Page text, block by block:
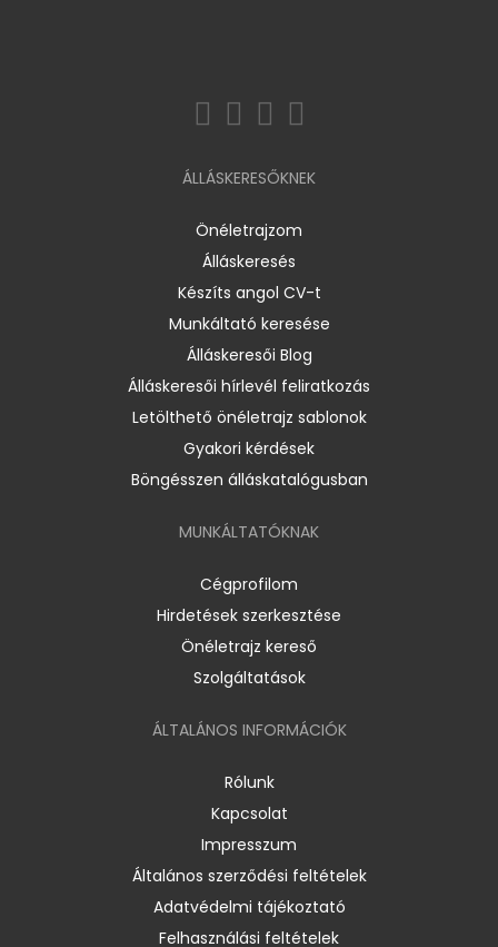
ÁLLÁSKERESŐKNEK
Önéletrajzom
Álláskeresés
Készíts angol CV-t
Munkáltató keresése
Álláskeresői Blog
Álláskeresői hírlevél feliratkozás
Letölthető önéletrajz sablonok
Gyakori kérdések
Böngésszen álláskatalógusban
MUNKÁLTATÓKNAK
Cégprofilom
Hirdetések szerkesztése
Önéletrajz kereső
Szolgáltatások
ÁLTALÁNOS INFORMÁCIÓK
Rólunk
Kapcsolat
Impresszum
Általános szerződési feltételek
Adatvédelmi tájékoztató
Felhasználási feltételek